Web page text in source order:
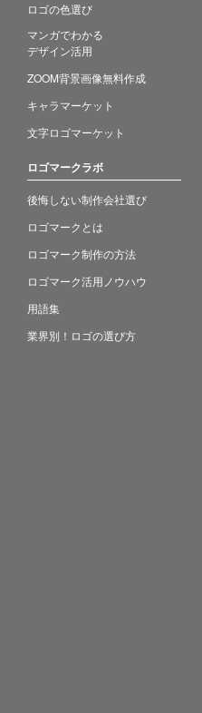
ロゴの色選び
マンガでわかる
デザイン活用
ZOOM背景画像無料作成
キャラマーケット
文字ロゴマーケット
ロゴマークラボ
後悔しない制作会社選び
ロゴマークとは
ロゴマーク制作の方法
ロゴマーク活用ノウハウ
用語集
業界別！ロゴの選び方